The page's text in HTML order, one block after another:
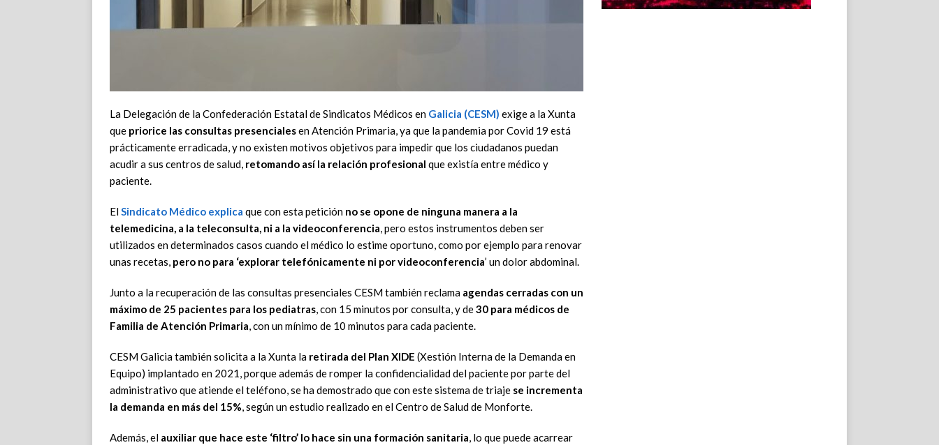
La Delegación de laConfederación Estatal de Sindicatos Médicos en Galicia (CESM) exige a laXunta
que priorice las consultas presencialesen Atención Primaria, ya que la pandemia por Covid 19 está
prácticamente erradicada, y no existenmotivos objetivos para impedir que los ciudadanos puedan
acudir a sus centros de salud, retomando así la relación profesional que existía entremédico y
paciente.
ElSindicato Médico explica que con esta petición no se opone de ninguna manera a la
telemedicina, a la teleconsulta, ni a la videoconferencia, pero estos instrumentos deben ser
utilizados en determinados casos cuando elmédico lo estime oportuno, como por ejemplo para renovar
unas recetas, pero no para ‘explorar telefónicamente ni por videoconferencia’ un dolorabdominal.
Junto a larecuperación de las consultas presenciales CESM tambiénreclama agendas cerradas con un
máximo de 25 pacientes para los pediatras, con 15 minutos por consulta,y de30 para médicos de
Familia de Atención Primaria, con un mínimo de 10 minutos para cada paciente.
CESMGalicia también solicita a la Xunta la retirada del Plan XIDE (Xestión Interna de la Demanda en
Equipo) implantado en 2021, porque además deromper la confidencialidad del paciente por parte del
administrativo queatiende el teléfono, se ha demostrado quecon este sistema de triaje se incrementa
la demanda en más del 15%, según un estudio realizado en elCentro de Salud de Monforte.
Además,el auxiliar que hace este ‘filtro’ lo hace sin una formación sanitaria, lo que puede acarrear